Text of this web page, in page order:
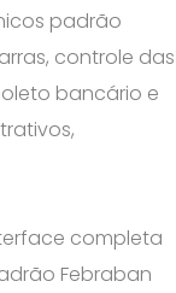
padrão
controle das
bancário e
completa
Febraban